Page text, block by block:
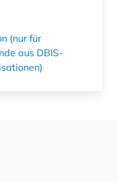
(nur für
aus DBIS-